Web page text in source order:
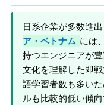
日系企業が多数進
ア・ベトナム には
持つエンジニアが
文化を理解した即
語学習者数も多い
ルも比較的低い傾向